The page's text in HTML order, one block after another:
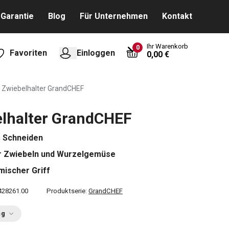
Garantie Blog Für Unternehmen Kontakt
Favoriten Einloggen
0 Ihr Warenkorb
0,00 €
Zwiebelhalter GrandCHEF
GrandCHEF
Zwiebeln und Wurzelgemüse
Griff
Produktserie: GrandCHEF